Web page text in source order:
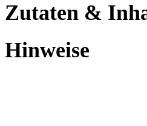
Zutaten &
Hinweise